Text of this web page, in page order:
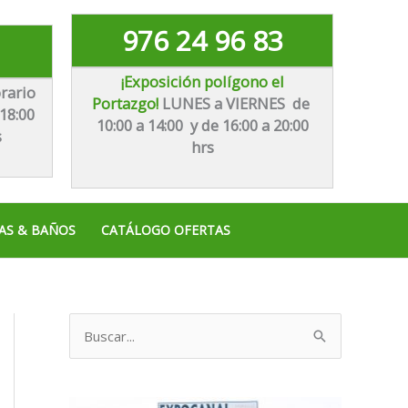
976 24 96 83
¡Exposición polígono el
Portazgo! LUNES a VIERNES de
10:00 a 14:00 y de 16:00 a 20:00
hrs
& BAÑOS CATÁLOGO OFERTAS
u